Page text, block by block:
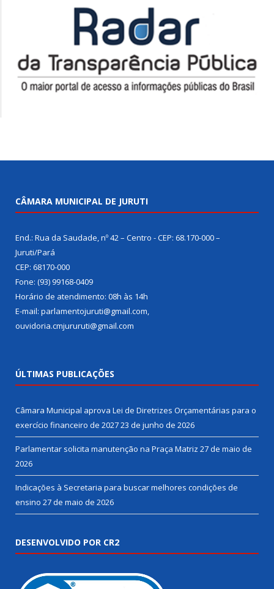
CÂMARA MUNICIPAL DE JURUTI
End.: Rua da Saudade, nº 42 – Centro - CEP: 68.170-000 –
Juruti/Pará
CEP: 68170-000
Fone: (93) 99168-0409
Horário de atendimento: 08h às 14h
E-mail: parlamentojuruti@gmail.com,
ouvidoria.cmjururuti@gmail.com
ÚLTIMAS PUBLICAÇÕES
Câmara Municipal aprova Lei de Diretrizes Orçamentárias para o
exercício financeiro de 202723 de junho de 2026
Parlamentar solicita manutenção na Praça Matriz 27 de maio de
2026
Indicações à Secretaria para buscar melhores condições de
ensino 27 de maio de 2026
DESENVOLVIDO POR CR2